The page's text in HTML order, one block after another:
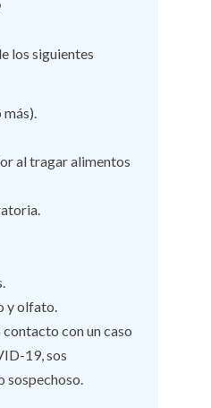
los siguientes
más).
al tragar alimentos
y olfato.
con un caso
19, sos
sospechoso.